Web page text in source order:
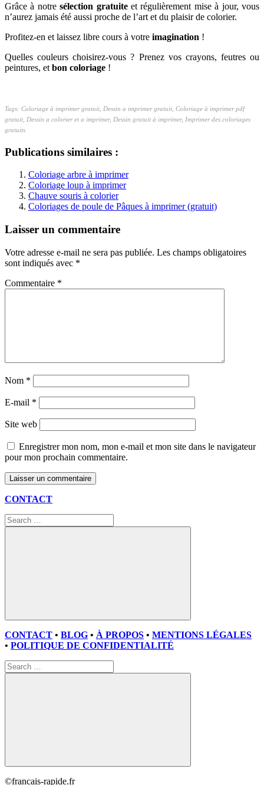
Grâce à notresélection gratuiteet régulièrement mise à jour, vous
n’aurez jamais été aussi proche de l’art et du plaisir de colorier.
Profitez-en et laissez libre cours à votre imagination !
Quelles couleurs choisirez-vous ? Prenez vos crayons, feutres ou
peintures, et bon coloriage !
Tags: Coloriage à imprimer gratuit, Dessin a imprimer gratuit, Coloriage à imprimer pdf
gratuit, Dessin a colorier et a imprimer, Dessin gratuit à imprimer, Imprimer des coloriages
gratuits
Publications similaires :
Coloriage arbre à imprimer
Coloriage loup à imprimer
Chauve souris à colorier
Coloriages de poule de Pâques à imprimer (gratuit)
Laisser un commentaire
Votre adresse e-mail ne sera pas publiée. Les champs obligatoires
sont indiqués avec *
Commentaire *
Nom *
E-mail *
Site web
Enregistrer mon nom, mon e-mail et mon site dans le navigateur
pour mon prochain commentaire.
CONTACT
Search
for:
Search
CONTACT • BLOG • À PROPOS • MENTIONS LÉGALES
• POLITIQUE DE CONFIDENTIALITÉ
Search
for:
Search
©francais-rapide.fr